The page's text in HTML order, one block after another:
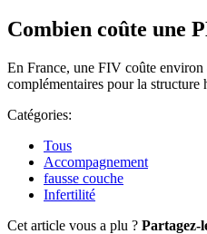
Combien coûte une
En France, une FIV coûte environ
complémentaires pour la structure
Catégories:
Tous
Accompagnement
fausse couche
Infertilité
Cet article vous a plu ? Partagez-